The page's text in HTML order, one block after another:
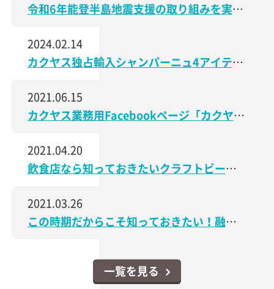
令和6年能登半島地震支援の取り組みを実施、石川県で造られた日本酒の売上の一部を義援金として寄付
2024.02.14
カクヤス独占輸入シャンパーニュ4アイテムが、サクラアワード2024で受賞しました！
2021.06.15
カクヤス業務用Facebookページ「カクヤス飲食店ナビ」を開設しました！
2021.04.20
飲食店なら知っておきたいクラフトビールの世界│飲食店なんでもスクエア
2021.03.26
この時期だからこそ知っておきたい！融資・資金調達に関するコンテンツをアップしました│飲食店なんでもスクエア
一覧を見る